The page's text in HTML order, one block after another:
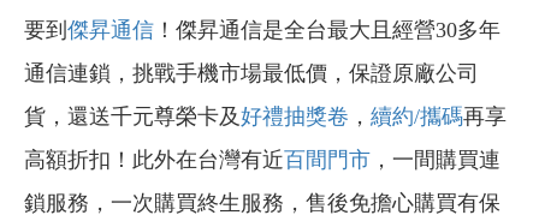
要到 傑昇通信 ！傑昇通信是全台最大且經營30多年
通信連鎖，挑戰手機市場最低價，保證原廠公司
貨，還送千元尊榮卡及好禮抽獎卷 ， 續約/攜碼再享
高額折扣！此外在台灣有近百間門市 ，一間購買連
鎖服務，一次購買終生服務，售後免擔心購買有保